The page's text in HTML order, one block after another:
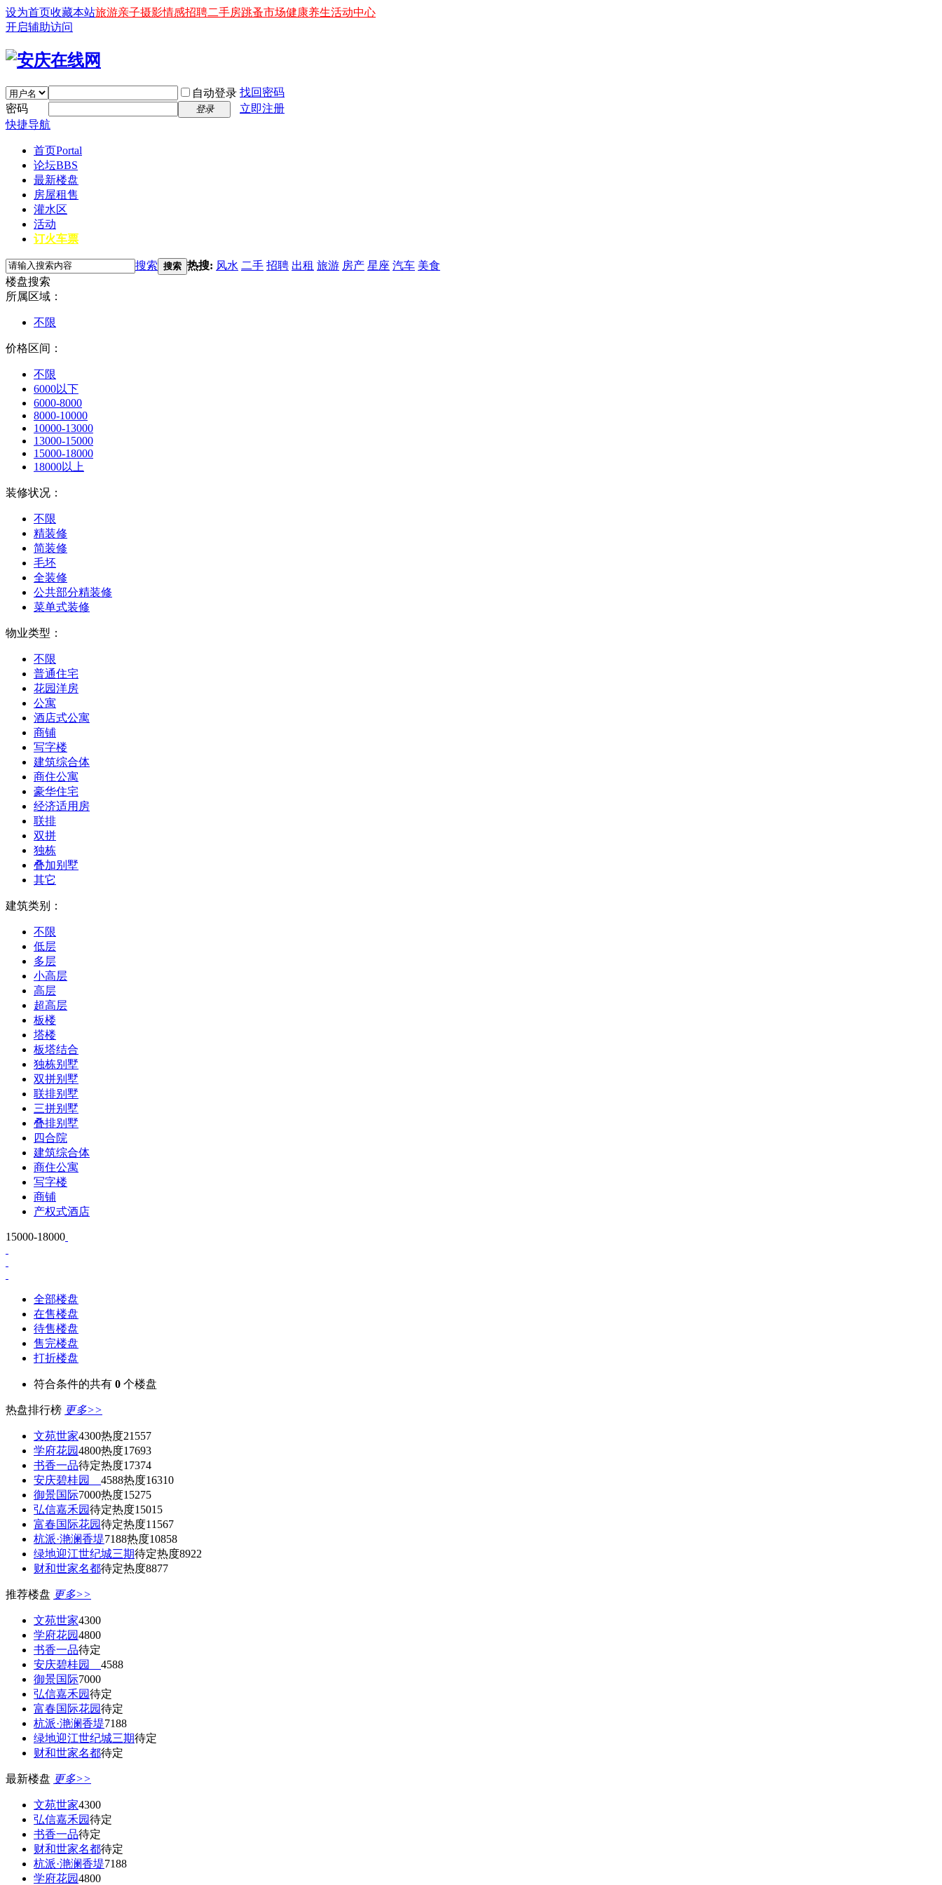
设为首页收藏本站旅游亲子摄影情感招聘二手房跳蚤市场健康养生活动中心
开启辅助访问
自动登录 找回密码
密码
登录
立即注册
快捷导航
首页Portal
论坛BBS
最新楼盘
房屋租售
灌水区
活动
订火车票
搜索 搜索 热搜: 风水 二手 招聘 出租 旅游 房产 星座 汽车 美食
楼盘搜索
所属区域：
不限
价格区间：
不限
6000以下
6000-8000
8000-10000
10000-13000
13000-15000
15000-18000
18000以上
装修状况：
不限
精装修
简装修
毛坯
全装修
公共部分精装修
菜单式装修
物业类型：
不限
普通住宅
花园洋房
公寓
酒店式公寓
商铺
写字楼
建筑综合体
商住公寓
豪华住宅
经济适用房
联排
双拼
独栋
叠加别墅
其它
建筑类别：
不限
低层
多层
小高层
高层
超高层
板楼
塔楼
板塔结合
独栋别墅
双拼别墅
联排别墅
三拼别墅
叠排别墅
四合院
建筑综合体
商住公寓
写字楼
商铺
产权式酒店
15000-18000
全部楼盘
在售楼盘
待售楼盘
售完楼盘
打折楼盘
符合条件的共有 0 个楼盘
热盘排行榜 更多>>
文苑世家4300热度21557
学府花园4800热度17693
书香一品待定热度17374
安庆碧桂园 4588热度16310
御景国际7000热度15275
弘信嘉禾园待定热度15015
富春国际花园待定热度11567
杭派·滟澜香堤7188热度10858
绿地迎江世纪城三期待定热度8922
财和世家名都待定热度8877
推荐楼盘 更多>>
文苑世家4300
学府花园4800
书香一品待定
安庆碧桂园 4588
御景国际7000
弘信嘉禾园待定
富春国际花园待定
杭派·滟澜香堤7188
绿地迎江世纪城三期待定
财和世家名都待定
最新楼盘 更多>>
文苑世家4300
弘信嘉禾园待定
书香一品待定
财和世家名都待定
杭派·滟澜香堤7188
学府花园4800